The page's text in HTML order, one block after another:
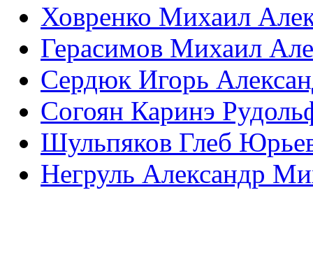
Ховренко Михаил
Герасимов Михаил
Сердюк Игорь
Согоян Каринэ
Шульпяков Глеб
Негруль Александр